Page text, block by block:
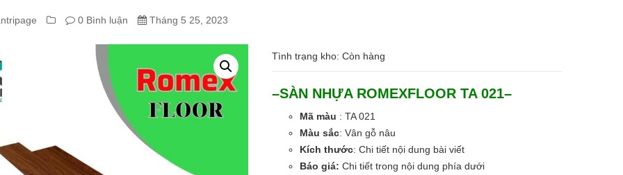
0 Bình luận Tháng 5 25, 2023
Tình trạng kho: Còn hàng
–SÀN NHỰA ROMEXFLOOR TA 021–
Mã màu : TA 021
Màu sắc: Vân gỗ nâu
Kích thước: Chi tiết nội dung bài viết
Báo giá: Chi tiết trong nội dung phía dưới